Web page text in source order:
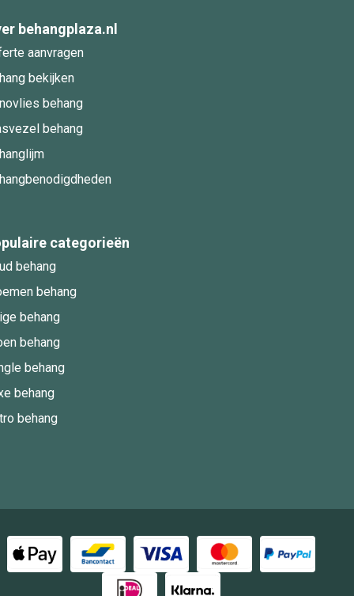
behangplaza.nl
aanvragen
bekijken
behang
behang
categorieën
behang
behang
behang
behang
behang
behang
behang